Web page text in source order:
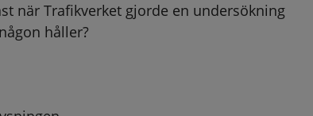
när Trafikverket gjorde en undersökning
håller?